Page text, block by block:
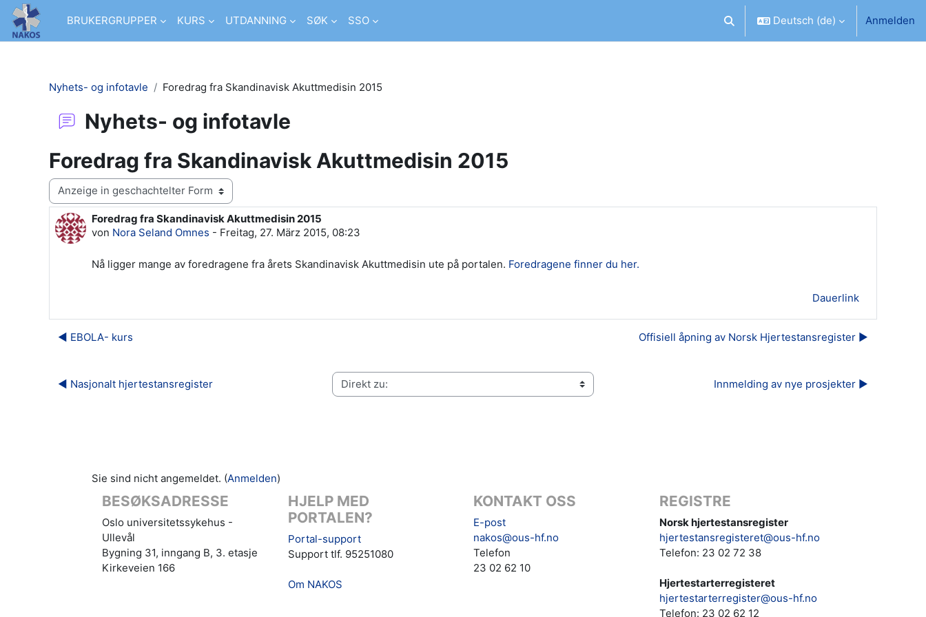
Zum Hauptinhalt
BRUKERGRUPPER
KURS UTDANNING SØK SSO Sucheingabe umschalten
Deutsch ‎(de)‎ Anmelden
Nyhets- og infotavle Foredrag fra Skandinavisk Akuttmedisin 2015
Nyhets- og infotavle
Foredrag fra Skandinavisk Akuttmedisin 2015
Anzeigemodus
Foredrag fra Skandinavisk Akuttmedisin 2015
von Nora Seland Omnes - Freitag, 27. März 2015, 08:23
Anzahl Antworten: 0
Nå ligger mange av foredragene fra årets Skandinavisk Akuttmedisin ute på portalen. Foredragene finner du her.
Dauerlink
◀︎ EBOLA- kurs Offisiell åpning av Norsk Hjertestansregister ▶︎
◀︎ Nasjonalt hjertestansregister Direkt zu: Innmelding av nye prosjekter ▶︎
Sie sind nicht angemeldet. (Anmelden)
BESØKSADRESSE
Oslo universitetssykehus -
Ullevål
Bygning 31, inngang B, 3. etasje
Kirkeveien 166
HJELP MED
PORTALEN?
Portal-support
Support tlf. 95251080
Om NAKOS
KONTAKT OSS
E-post
nakos@ous-hf.no
Telefon
23 02 62 10
REGISTRE
Norsk hjertestansregister
hjertestansregisteret@ous-hf.no
Telefon: 23 02 72 38
Hjertestarterregisteret
hjertestarterregister@ous-hf.no
Telefon: 23 02 62 12‬‬